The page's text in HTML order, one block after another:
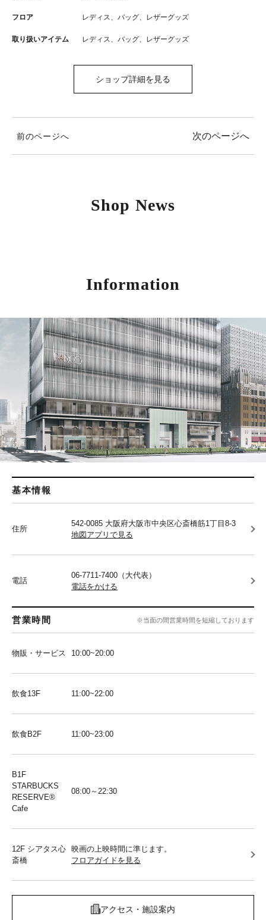
フロア レディス、バッグ、レザーグッズ
取り扱いアイテム レディス、バッグ、レザーグッズ
ショップ詳細を見る
前のページへ 次のページへ
Shop News
Information
基本情報
住所
542-0085 大阪府大阪市中央区心斎橋筋1丁目8-3
地図アプリで見る
電話
06-7711-7400（大代表）
電話をかける
営業時間 ※当面の間営業時間を短縮しております
物販・サービス 10:00~20:00
飲食13F 11:00~22:00
飲食B2F 11:00~23:00
B1F
STARBUCKS
RESERVE®︎
Cafe
08:00～22:30
12F シアタス心
斎橋
映画の上映時間に準じます。
フロアガイドを見る
アクセス・施設案内